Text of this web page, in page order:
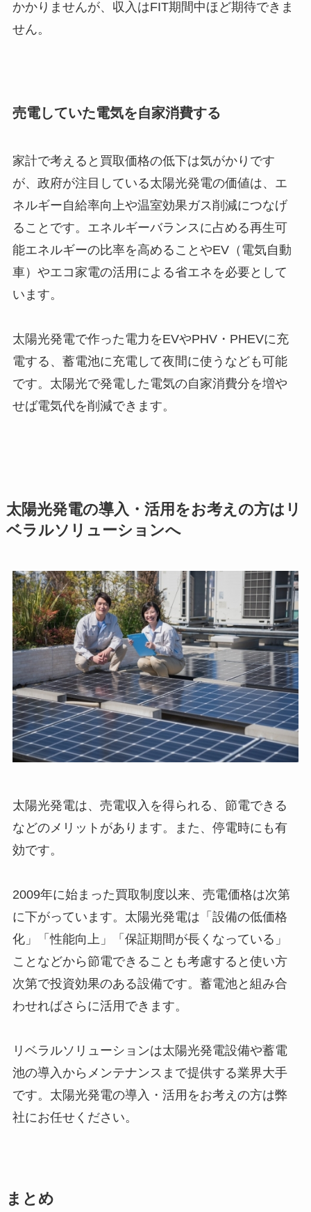
かかりませんが、収入はFIT期間中ほど期待できま
せん。
売電していた電気を自家消費する
家計で考えると買取価格の低下は気がかりです
が、政府が注目している太陽光発電の価値は、エ
ネルギー自給率向上や温室効果ガス削減につなげ
ることです。エネルギーバランスに占める再生可
能エネルギーの比率を高めることやEV（電気自動
車）やエコ家電の活用による省エネを必要として
います。
太陽光発電で作った電力をEVやPHV・PHEVに充
電する、蓄電池に充電して夜間に使うなども可能
です。太陽光で発電した電気の自家消費分を増や
せば電気代を削減できます。
太陽光発電の導入・活用をお考えの方はリ
ベラルソリューションへ
太陽光発電は、売電収入を得られる、節電できる
などのメリットがあります。また、停電時にも有
効です。
2009年に始まった買取制度以来、売電価格は次第
に下がっています。太陽光発電は「設備の低価格
化」「性能向上」「保証期間が長くなっている」
ことなどから節電できることも考慮すると使い方
次第で投資効果のある設備です。蓄電池と組み合
わせればさらに活用できます。
リベラルソリューションは太陽光発電設備や蓄電
池の導入からメンテナンスまで提供する業界大手
です。太陽光発電の導入・活用をお考えの方は弊
社にお任せください。
まとめ